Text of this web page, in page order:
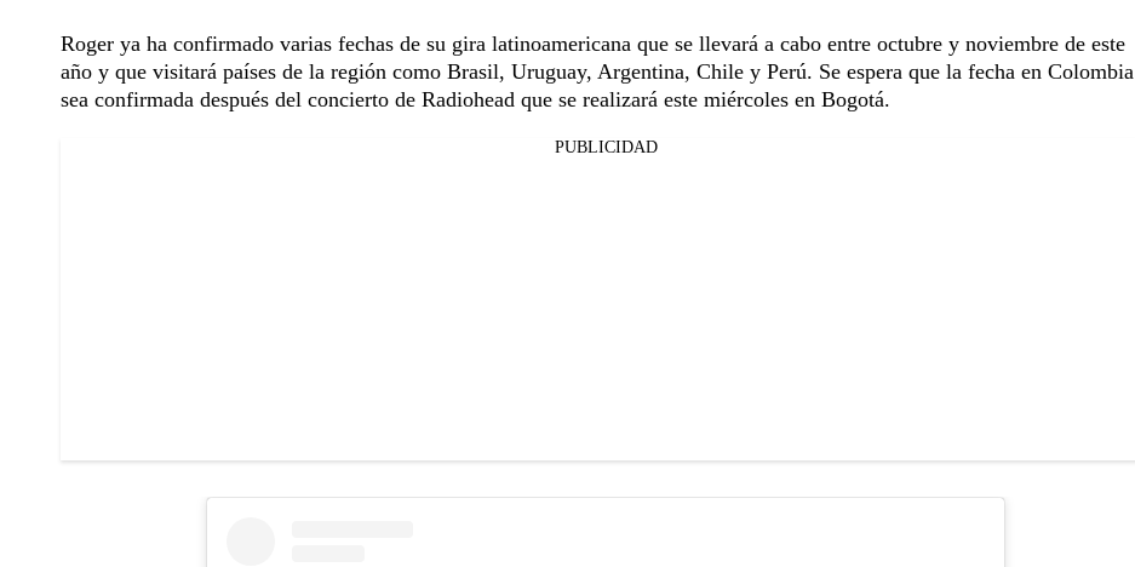
Roger ya ha confirmado varias fechas de su gira latinoamericana que se llevará a cabo entre octubre y noviembre de este
año y que visitará países de la región como Brasil, Uruguay, Argentina, Chile y Perú. Se espera que la fecha en Colombia
sea confirmada después del concierto de Radiohead que se realizará este miércoles en Bogotá.
PUBLICIDAD